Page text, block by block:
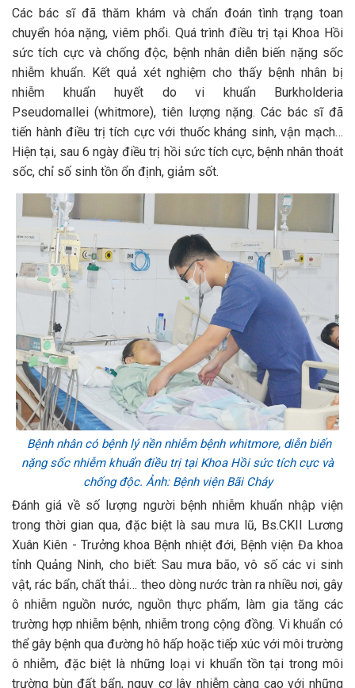
Các bác sĩ đã thăm khám và chẩn đoán tình trạng toan
chuyển hóa nặng, viêm phổi. Quá trình điều trị tại Khoa Hồi
sức tích cực và chống độc, bệnh nhân diễn biến nặng sốc
nhiễm khuẩn. Kết quả xét nghiệm cho thấy bệnh nhân bị
nhiễm khuẩn huyết do vi khuẩn Burkholderia
Pseudomallei (whitmore), tiên lượng nặng. Các bác sĩ đã
tiến hành điều trị tích cực với thuốc kháng sinh, vận mạch…
Hiện tại, sau 6 ngày điều trị hồi sức tích cực, bệnh nhân thoát
sốc, chỉ số sinh tồn ổn định, giảm sốt.
Bệnh nhân có bệnh lý nền nhiễm bệnh whitmore, diễn biến
nặng sốc nhiễm khuẩn điều trị tại Khoa Hồi sức tích cực và
chống độc. Ảnh: Bệnh viện Bãi Cháy
Đánh giá về số lượng người bệnh nhiễm khuẩn nhập viện
trong thời gian qua, đặc biệt là sau mưa lũ, Bs.CKII Lương
Xuân Kiên - Trưởng khoa Bệnh nhiệt đới, Bệnh viện Đa khoa
tỉnh Quảng Ninh, cho biết: Sau mưa bão, vô số các vi sinh
vật, rác bẩn, chất thải… theo dòng nước tràn ra nhiều nơi, gây
ô nhiễm nguồn nước, nguồn thực phẩm, làm gia tăng các
trường hợp nhiễm bệnh, nhiễm trong cộng đồng. Vi khuẩn có
thể gây bệnh qua đường hô hấp hoặc tiếp xúc với môi trường
ô nhiễm, đặc biệt là những loại vi khuẩn tồn tại trong môi
trường bùn đất bẩn, nguy cơ lây nhiễm càng cao với những